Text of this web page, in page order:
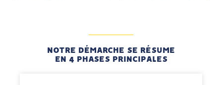
NOTRE DÉMARCHE SE RÉSUME
EN 4 PHASES PRINCIPALES